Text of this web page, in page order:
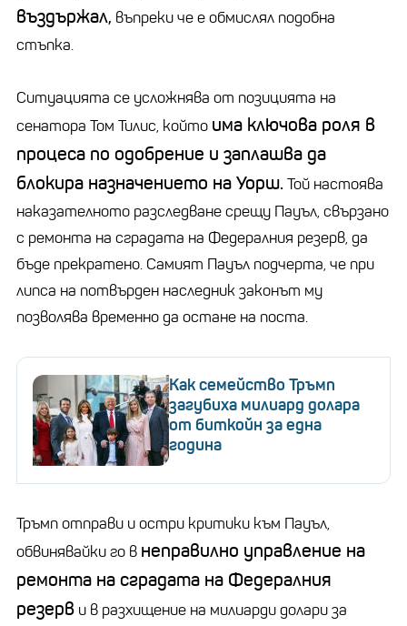
въздържал, въпреки че е обмислял подобна
стъпка.
Ситуацията се усложнява от позицията на
сенатора Том Тилис, който има ключова роля в
процеса по одобрение и заплашва да
блокира назначението на Уорш. Той настоява
наказателното разследване срещу Пауъл, свързано
с ремонта на сградата на Федералния резерв, да
бъде прекратено. Самият Пауъл подчерта, че при
липса на потвърден наследник законът му
позволява временно да остане на поста.
Как семейство Тръмп
загубиха милиард долара
от биткойн за една
година
Тръмп отправи и остри критики към Пауъл,
обвинявайки го в неправилно управление на
ремонта на сградата на Федералния
резерв и в разхищение на милиарди долари за